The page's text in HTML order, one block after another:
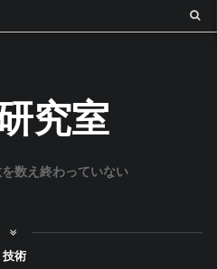
究室
数え終わっていない
技術